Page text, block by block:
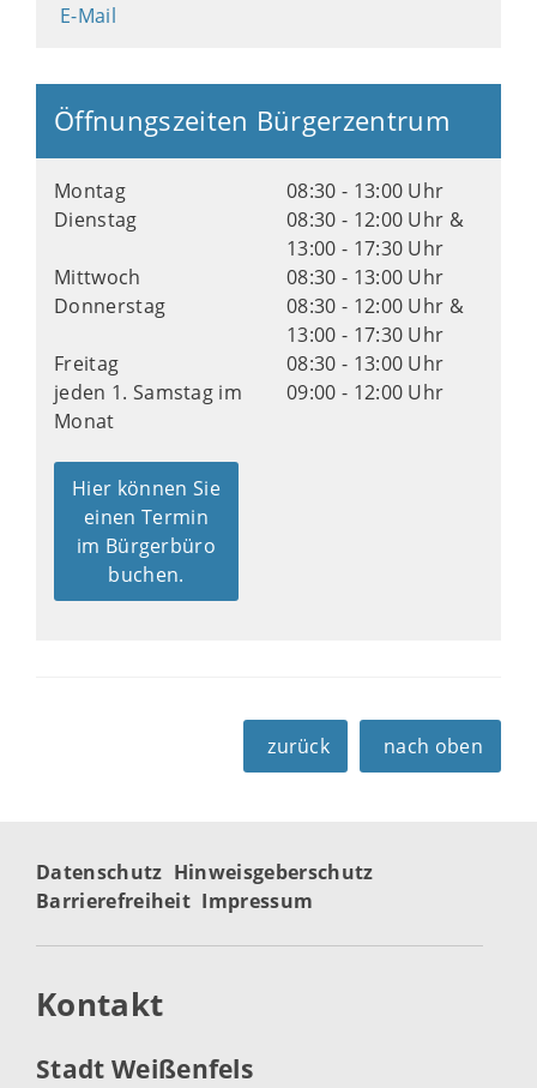
E-Mail
Öffnungszeiten Bürgerzentrum
Montag
08:30 - 13:00 Uhr
Dienstag
08:30 - 12:00 Uhr &
13:00 - 17:30 Uhr
Mittwoch
08:30 - 13:00 Uhr
Donnerstag
08:30 - 12:00 Uhr &
13:00 - 17:30 Uhr
Freitag
08:30 - 13:00 Uhr
jeden 1. Samstag im
Monat
Hier können Sie
einen Termin
im Bürgerbüro
buchen.
09:00 - 12:00 Uhr
zurück nach oben
Datenschutz Hinweisgeberschutz
Barrierefreiheit Impressum
Kontakt
Stadt Weißenfels